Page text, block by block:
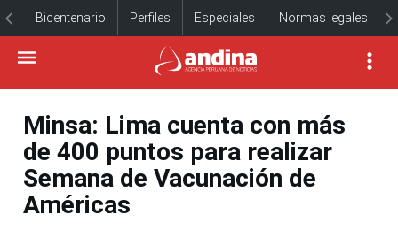
Bicentenario Perfiles Especiales Normas legales
Minsa: Lima cuenta con más
de 400 puntos para realizar
Semana de Vacunación de
Américas